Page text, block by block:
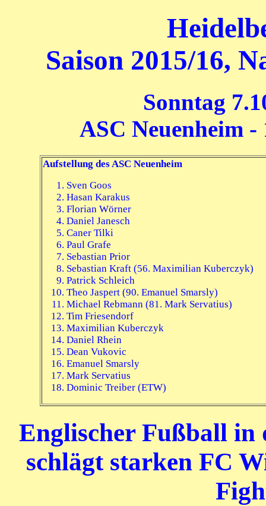
Saison 2015/16,
Sonntag
ASC Neuenheim
Aufstellung des ASC Neuenheim
Sven Goos
Hasan Karakus
Florian Wörner
Daniel Janesch
Caner Tilki
Paul Grafe
Sebastian Prior
Sebastian Kraft (56. Maximilian Kuberczyk)
Patrick Schleich
Theo Jaspert (90. Emanuel Smarsly)
Michael Rebmann (81. Mark Servatius)
Tim Friesendorf
Maximilian Kuberczyk
Daniel Rhein
Dean Vukovic
Emanuel Smarsly
Mark Servatius
Dominic Treiber (ETW)
Englischer Fußball in
schlägt starken FC